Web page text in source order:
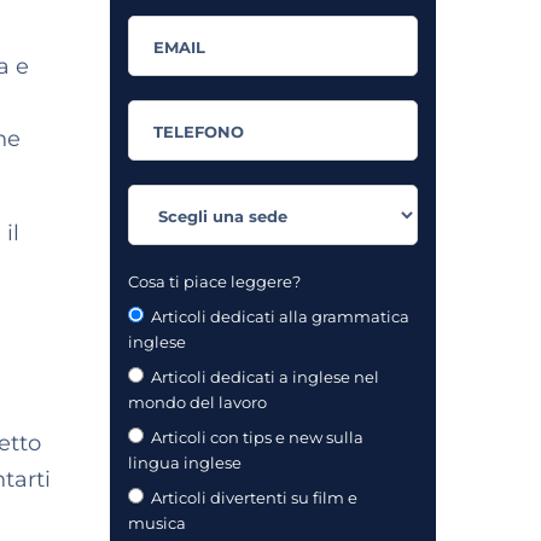
e
il
Cosa ti piace leggere?
Articoli dedicati alla grammatica
inglese
Articoli dedicati a inglese nel
mondo del lavoro
Articoli con tips e new sulla
lingua inglese
Articoli divertenti su film e
musica